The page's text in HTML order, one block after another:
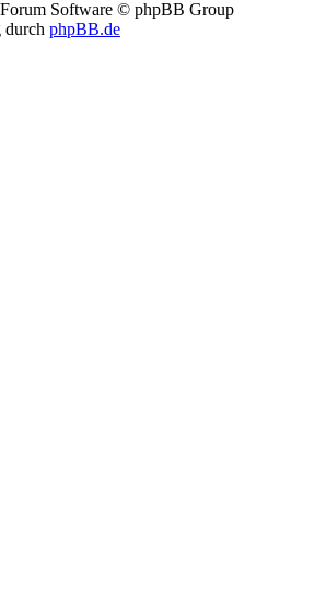
Software © phpBB Group
durch phpBB.de